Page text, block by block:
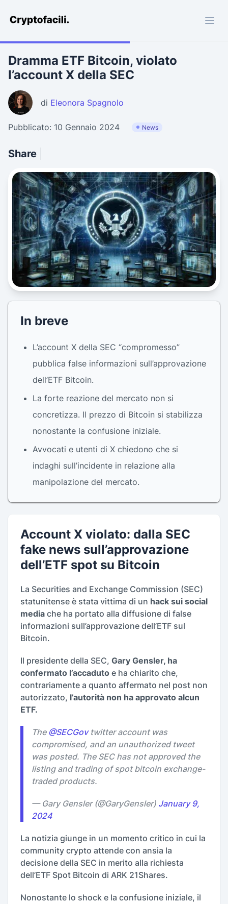
Cryptofacili.com
Dramma ETF Bitcoin, violato
l’account X della SEC
di Eleonora Spagnolo
Pubblicato: 10 Gennaio 2024 News
Share
In breve
L’account X della SEC “compromesso”
pubblica false informazioni sull’approvazione
dell’ETF Bitcoin.
La forte reazione del mercato non si
concretizza. Il prezzo di Bitcoin si stabilizza
nonostante la confusione iniziale.
Avvocati e utenti di X chiedono che si
indaghi sull’incidente in relazione alla
manipolazione del mercato.
Account X violato: dalla SEC
fake news sull’approvazione
dell’ETF spot su Bitcoin
La Securities and Exchange Commission (SEC)
statunitense è stata vittima di un hack sui social
media che ha portato alla diffusione di false
informazioni sull’approvazione dell’ETF sul
Bitcoin.
Il presidente della SEC, Gary Gensler, ha
confermato l’accaduto e ha chiarito che,
contrariamente a quanto affermato nel post non
autorizzato, l’autorità non ha approvato alcun
ETF.
The @SECGovtwitter account was
compromised, and an unauthorized tweet
was posted. The SEC has not approved the
listing and trading of spot bitcoin exchange-
traded products.
— Gary Gensler (@GaryGensler) January 9,
2024
La notizia giunge in un momento critico in cui la
community crypto attende con ansia la
decisione della SEC in merito alla richiesta
dell’ETF Spot Bitcoin di ARK 21Shares.
Nonostante lo shock e la confusione iniziale, il